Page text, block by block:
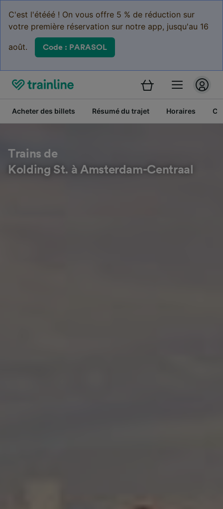
C'est l'étééé ! On vous offre 5 % de réduction sur
votre première réservation sur notre app, jusqu'au 16
août. Code : PARASOL
Acheter des billets Résumé du trajet Horaires
Trains de
Kolding St. à Amsterdam-Centraal